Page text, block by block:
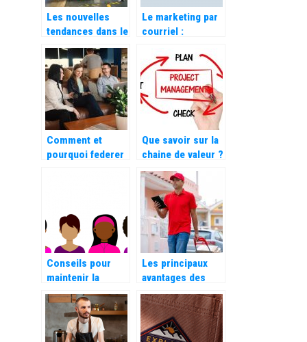
Les nouvelles
tendances dans le
stockage et
l’aménagement
professionnel
Le marketing par
courriel :
meilleurs
logiciels à utiliser
Comment et
pourquoi federer
Que savoir sur la
chaine de valeur ?
Conseils pour
maintenir la
réputation d’une
entreprise
Les principaux
avantages des
chariots de
manutention